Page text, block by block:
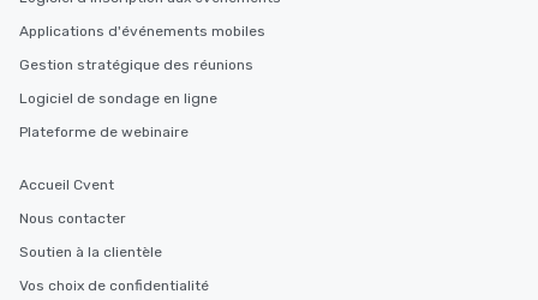
Applications d'événements mobiles
Gestion stratégique des réunions
Logiciel de sondage en ligne
Plateforme de webinaire
Accueil Cvent
Nous contacter
Soutien à la clientèle
Vos choix de confidentialité